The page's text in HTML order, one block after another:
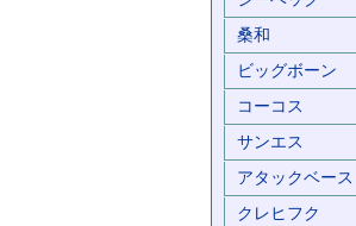
桑和
ビッグボーン
コーコス
サンエス
アタックベース
クレヒフク